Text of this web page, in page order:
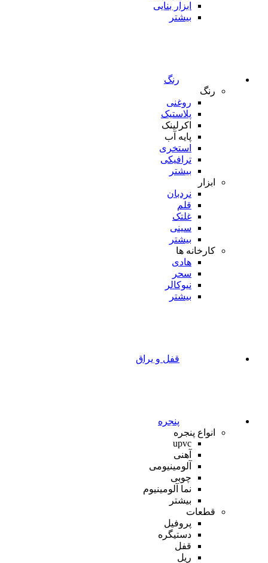
ابزار بنایی
بیشتر
رنگ
رنگ
روغنی
پلاستیک
اکرلینک
پایه آب
استخری
ترافیکی
بیشتر
ابزار
نردبان
قلم
غلتک
سینی
بیشتر
کارخانه ها
هادی
سحر
نیوکالر
بیشتر
قفل و یراق
پنجره
انواع پنجره
upvc
آهنی
آلومینیومی
چوبی
نما آلومینیوم
بیشتر
قطعات
پروفیل
دستیگره
قفل
ریل